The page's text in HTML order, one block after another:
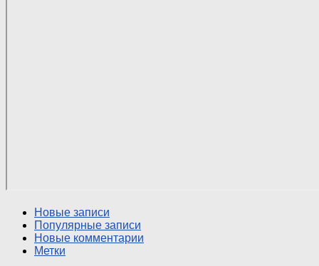
Новые записи
Популярные записи
Новые комментарии
Метки